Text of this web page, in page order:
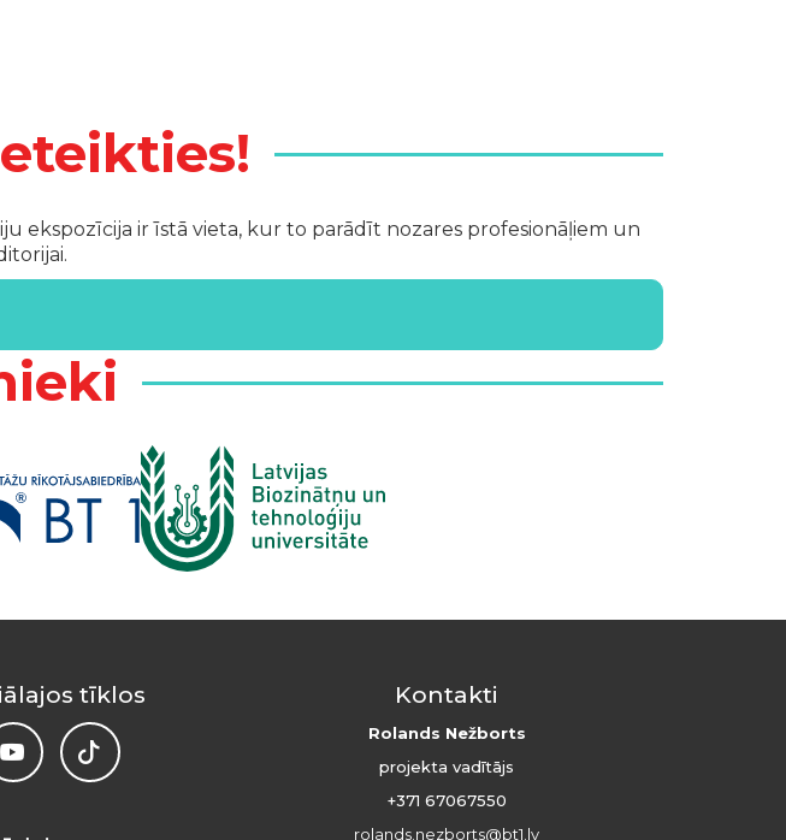
ekspozīcija ir īstā vieta, kur to parādīt nozares profesionāļiem un
tīklos Kontakti
Rolands Nežborts
projekta vadītājs
+371 67067550
rolands.nezborts@bt1.lv